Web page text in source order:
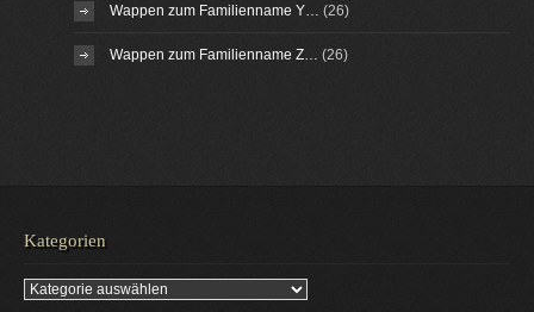
Wappen zum Familienname Y… (26)
Wappen zum Familienname Z… (26)
Kategorien
Kategorien